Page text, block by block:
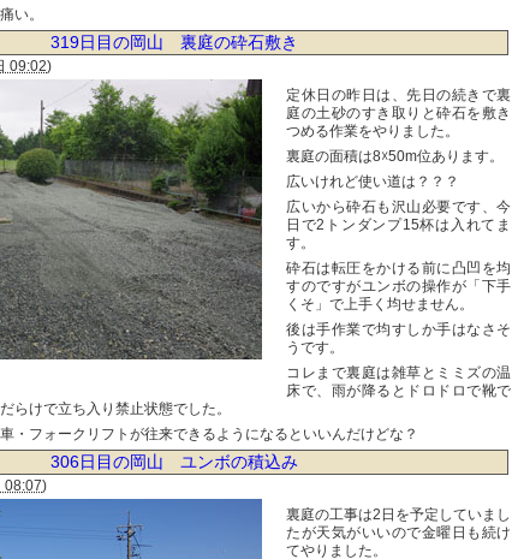
い。
319日目の岡山 裏庭の砕石敷き
09:02)
定休日の昨日は、先日の続きで裏
庭の土砂のすき取りと砕石を敷き
つめる作業をやりました。
裏庭の面積は8☓50m位あります。
広いけれど使い道は？？？
広いから砕石も沢山必要です、今
日で2トンダンプ15杯は入れてま
す。
砕石は転圧をかける前に凸凹を均
すのですがユンボの操作が「下手
くそ」で上手く均せません。
後は手作業で均すしか手はなさそ
うです。
コレまで裏庭は雑草とミミズの温
床で、雨が降るとドロドロで靴で
らけで立ち入り禁止状態でした。
・フォークリフトが往来できるようになるといいんだけどな？
306日目の岡山 ユンボの積込み
08:07)
裏庭の工事は2日を予定していまし
たが天気がいいので金曜日も続け
てやりました。